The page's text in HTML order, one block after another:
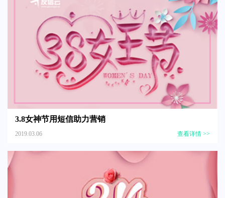
3.8女神节用短信助力营销
2019.03.06 查看详情 >>